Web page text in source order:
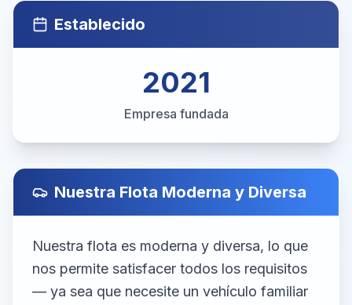
Establecido
2021
Empresa fundada
Nuestra Flota Moderna y Diversa
Nuestra flota es moderna y diversa, lo que
nos permite satisfacer todos los requisitos
— ya sea que necesite un vehículo familiar